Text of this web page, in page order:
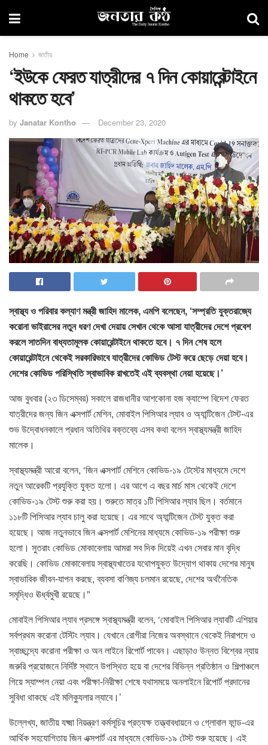
Home জাতীয়
‘ইউকে ফেরত যাত্রীদের ৭ দিন কোয়ারেন্টাইনে
থাকতে হবে’
by Janatar Kontho December 23, 2020
স্বাস্থ্য ও পরিবার কল্যাণ মন্ত্রী জাহিদ মালেক, এমপি বলেছেন, ‘সম্প্রতি যুক্তরাজ্যে
করোনা ভাইরাসের নতুন ধরণ দেখা দেয়ায় সেখান থেকে আসা যাত্রীদের দেশে প্রবেশ
করলে সাতদিন বাধ্যতামূলক কোয়ারেন্টাইনে থাকতে হবে। ৭ দিন শেষ হলে
কোয়ারেন্টাইনে থেকেই সরকারিভাবে যাত্রীদের কোভিড টেস্ট করে ছেড়ে দেয়া হবে।
দেশের কোভিড পরিস্থিতি স্বাভাবিক রাখতেই এই ব্যবস্থা নেয়া হয়েছে।’
আজ বুধবার (২৩ ডিসেম্বর) সকালে রাজধানীর আশকোনা হজ ক্যাম্পে বিদেশ ফেরত
যাত্রীদের জন্য জিন এক্সপার্ট মেশিন, মোবাইল পিসিআর ল্যাব ও অ্যান্টিজেন টেস্ট-এর
শুভ উদ্বোধনকালে প্রধান অতিথির বক্তব্যে এসব কথা বলেন স্বাস্থ্যমন্ত্রী জাহিদ
মালেক।
স্বাস্থ্যমন্ত্রী আরো বলেন, ‘জিন এক্সপার্ট মেশিনে কোভিড-১৯ টেস্টের মাধ্যমে দেশে
নতুন আরেকটি প্রযুক্তি যুক্ত হলো। এর আগে এ বছর মার্চ মাস থেকেই দেশে
কোভিড-১৯ টেস্ট শুরু করা হয়। শুরুতে মাত্র ১টি পিসিআর ল্যাব ছিল। বর্তমানে
১১৮টি পিসিআর ল্যাব চালু করা হয়েছে। এর সাথে অ্যান্টিজেন টেস্ট যুক্ত করা
হয়েছে। আজ নতুনভাবে জিন এক্সপার্ট মেশিনের মাধ্যমে কোভিড-১৯ পরীক্ষা শুরু
হলো। সুতরাং কোভিড মোকাবেলায় আমরা সব দিক দিয়েই এখন সেবার মান বৃদ্ধি
করেছি। কোভিড মোকাবেলায় স্বাস্থ্যখাতের যথোপযুক্ত উদ্যোগ থাকায় দেশের মানুষ
স্বাভাবিক জীবন-যাপন করছে, ব্যবসা বাণিজ্য চলমান রয়েছে, দেশের অর্থনৈতিক
সমৃদ্ধিও ঊর্ধ্বমুখী রয়েছে।”
মোবাইল পিসিআর ল্যাব প্রসঙ্গে স্বাস্থ্যমন্ত্রী বলেন, ‘মোবাইল পিসিআর ল্যাবটি এশিয়ার
সর্বপ্রথম করোনা টেস্টিং ল্যাব। যেখানে রোগীরা নিজের অবস্থানে থেকেই নিরাপদে ও
স্বাচ্ছন্দ্যে করোনা পরীক্ষা ও অন লাইনে রিপোর্ট পাবেন। এছাড়াও উন্নত বিশ্বের ন্যায়
জরুরি প্রয়োজনে নির্দিষ্ট স্থানে উপস্থিত হয়ে বা দেশের বিভিন্ন প্রতিষ্ঠান ও শিল্পাঞ্চলে
গিয়ে স্যাম্পল নেয়া এবং পরীক্ষা-নিরীক্ষা শেষে যথাসময়ে অনলাইনে রিপোর্ট প্রদানের
সুবিধা থাকছে এই মলিক্যুলার ল্যাবে।’
উল্লেখ্য, জাতীয় যক্ষ্মা নিয়ন্ত্রণ কর্মসূচির প্রত্যক্ষ তত্ত্বাবধায়নে ও গ্লোবাল ফান্ড-এর
আর্থিক সহযোগিতায় জিন এক্সপার্ট এর মাধ্যমে কোভিড-১৯ টেস্ট শুরু হয়েছে। এই